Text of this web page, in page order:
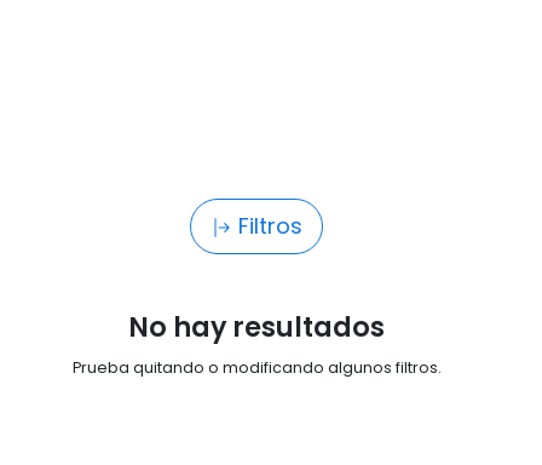
Filtros
No hay resultados
Prueba quitando o modificando algunos filtros.